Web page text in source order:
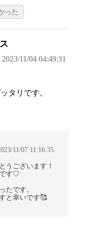
った
2023/11/04 04:49:31
タリです。
11/07 11:16:35
うございます！
す♡
たです。
と幸いです🥰